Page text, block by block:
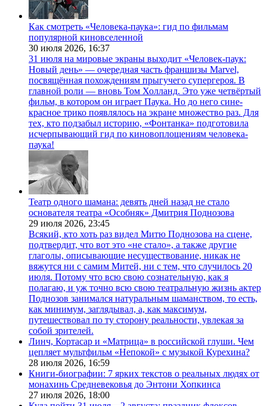
Как смотреть «Человека-паука»: гид по фильмам
популярной киновселенной
30 июля 2026, 16:37
31 июля на мировые экраны выходит «Человек-паук:
Новый день» — очередная часть франшизы Marvel,
посвящённая похождениям прыгучего супергероя. В
главной роли — вновь Том Холланд. Это уже четвёртый
фильм, в котором он играет Паука. Но до него сине-
красное трико появлялось на экране множество раз. Для
тех, кто подзабыл историю, «Фонтанка» подготовила
исчерпывающий гид по киновоплощениям человека-
паука!
Театр одного шамана: девять дней назад не стало
основателя театра «Особняк» Дмитрия Поднозова
29 июля 2026, 23:45
Всякий, кто хоть раз видел Митю Поднозова на сцене,
подтвердит, что вот это «не стало», а также другие
глаголы, описывающие несуществование, никак не
вяжутся ни с самим Митей, ни с тем, что случилось 20
июля. Потому что всю свою сознательную, как я
полагаю, и уж точно всю свою театральную жизнь актер
Поднозов занимался натуральным шаманством, то есть,
как минимум, заглядывал, а, как максимум,
путешествовал по ту сторону реальности, увлекая за
собой зрителей.
Линч, Кортасар и «Матрица» в российской глуши. Чем
цепляет мультфильм «Непокой» с музыкой Курехина?
28 июля 2026, 16:59
Книги-биографии: 7 ярких текстов о реальных людях от
монахинь Средневековья до Энтони Хопкинса
27 июля 2026, 18:00